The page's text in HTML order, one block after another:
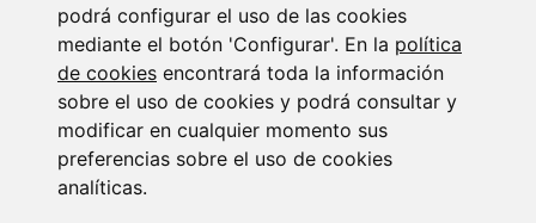
podrá configurar el uso de las cookies
mediante el botón 'Configurar'. En la política
de cookies encontrará toda la información
sobre el uso de cookies y podrá consultar y
modificar en cualquier momento sus
preferencias sobre el uso de cookies
analíticas.
Suscribirse a la
newsletter